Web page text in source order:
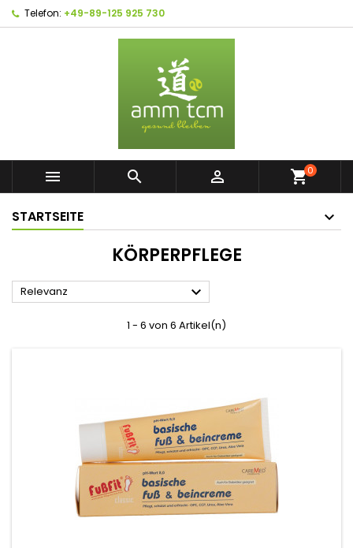
Telefon: +49-89-125 925 730
   shopping_cart0
STARTSEITE
KÖRPERPFLEGE
Relevanz 
1 - 6 von 6 Artikel(n)